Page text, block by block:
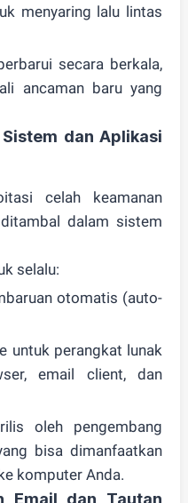
menyaring lalu lintas
secara berkala,
ancaman baru yang
dan Aplikasi
celah keamanan
dalam sistem
selalu:
otomatis (auto-
untuk perangkat lunak
email client, dan
oleh pengembang
bisa dimanfaatkan
komputer Anda.
Email dan Tautan